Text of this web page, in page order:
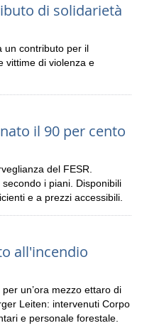
di solidarietà
un contributo per il
vittime di violenza e
il 90 per cento
del FESR.
i piani. Disponibili
e a prezzi accessibili.
all'incendio
un’ora mezzo ettaro di
Leiten: intervenuti Corpo
e personale forestale.